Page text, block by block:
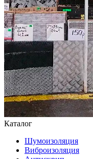
Каталог
Шумоизоляция
Виброизоляция